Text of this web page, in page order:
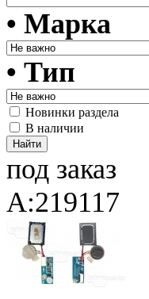
• Марка
• Тип
Новинки раздела
В наличии
под заказ
A:219117